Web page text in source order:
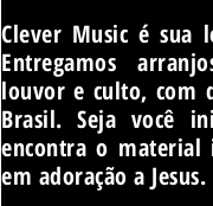
Clever Music é sua
Entregamos
louvor e culto, com
Brasil. Seja você
encontra o material
em adoração a Jesus.